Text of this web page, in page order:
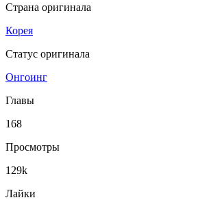
Страна оригинала
Корея
Статус оригинала
Онгоинг
Главы
168
Просмотры
129k
Лайки